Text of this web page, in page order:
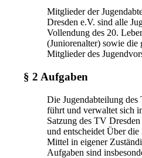
Mitglieder der
Dresden e.V. sind alle
Vollendung des 20.
(Juniorenalter) sowie die
Mitglieder des
§ 2 Aufgaben
Die Jugendabteilung
führt und verwaltet sich
Satzung des TV
und entscheidet Über
Mittel in eigener
Aufgaben sind